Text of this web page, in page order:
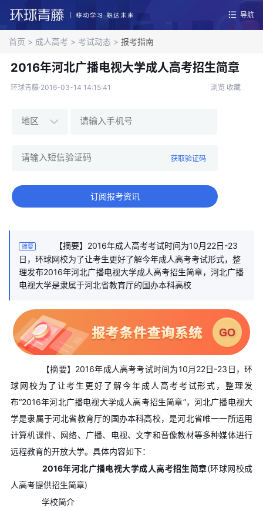
导航
首页 > 成人高考 > 考试动态 > 报考指南
2016年河北广播电视大学成人高考招生简章
环球青藤·2016-03-14 14:15:41 浏览 收藏
获取验证码
订阅报考资讯
摘要
【摘要】2016年成人高考考试时间为10月22日-23
日，环球网校为了让考生更好了解今年成人高考考试形式，整
理发布2016年河北广播电视大学成人高考招生简章，河北广播
电视大学是隶属于河北省教育厅的国办本科高校
【摘要】2016年成人高考考试时间为10月22日-23日，环
球网校为了让考生更好了解今年成人高考考试形式，整理发
布“2016年河北广播电视大学成人高考招生简章”，河北广播电视大
学是隶属于河北省教育厅的国办本科高校，是河北省唯一一所运用
计算机课件、网络、广播、电视、文字和音像教材等多种媒体进行
远程教育的开放大学。具体内容如下：
2016年河北广播电视大学成人高考招生简章(环球网校成
人高考提供招生简章)
学校简介